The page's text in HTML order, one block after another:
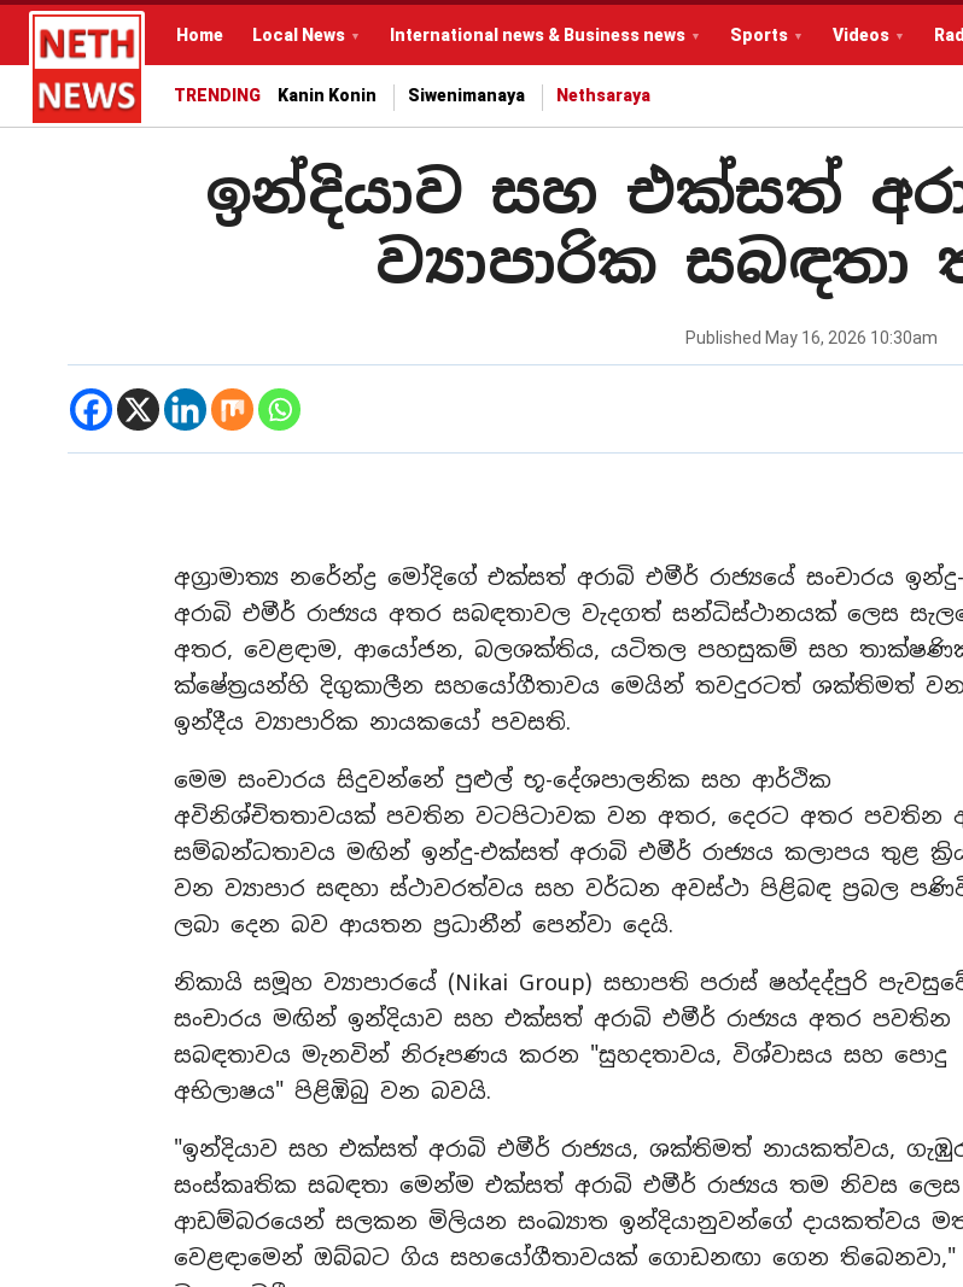
Home Local News International news & Business news Sports Videos
TRENDING Kanin Konin Siwenimanaya Nethsaraya
ඉන්දියාව සහ එක්සත්
ව්‍යාපාරික සබඳතා
Published May 16, 2026 10:30am
අග්‍රාමාත්‍ය නරේන්ද්‍ර මෝදිගේ එක්සත් අරාබි එමීර් රාජ්‍යයේ සංචාරය
අරාබි එමීර් රාජ්‍යය අතර සබඳතාවල වැදගත් සන්ධිස්ථානයක් ලෙස
අතර, වෙළඳාම, ආයෝජන, බලශක්තිය, යටිතල පහසුකම් සහ
ක්ෂේත්‍රයන්හි දිගුකාලීන සහයෝගීතාවය මෙයින් තවදුරටත් ශක්තිමත්
ඉන්දීය ව්‍යාපාරික නායකයෝ පවසති.
මෙම සංචාරය සිදුවන්නේ පුළුල් භූ-දේශපාලනික සහ ආර්ථික
අවිනිශ්චිතතාවයක් පවතින වටපිටාවක වන අතර, දෙරට අතර පවතින
සම්බන්ධතාවය මඟින් ඉන්දු-එක්සත් අරාබි එමීර් රාජ්‍යය කලාපය තුළ
වන ව්‍යාපාර සඳහා ස්ථාවරත්වය සහ වර්ධන අවස්ථා පිළිබඳ ප්‍රබල
ලබා දෙන බව ආයතන ප්‍රධානීන් පෙන්වා දෙයි.
නිකායි සමූහ ව්‍යාපාරයේ (Nikai Group) සභාපති පරාස් ෂහ්දද්පුරි
සංචාරය මඟින් ඉන්දියාව සහ එක්සත් අරාබි එමීර් රාජ්‍යය අතර පවතින
සබඳතාවය මැනවින් නිරූපණය කරන "සුහදතාවය, විශ්වාසය සහ පොදු
අභිලාෂය" පිළිඹිබු වන බවයි.
"ඉන්දියාව සහ එක්සත් අරාබි එමීර් රාජ්‍යය, ශක්තිමත් නායකත්වය,
සංස්කෘතික සබඳතා මෙන්ම එක්සත් අරාබි එමීර් රාජ්‍යය තම නිවස ලෙස
ආඩම්බරයෙන් සලකන මිලියන සංඛ්‍යාත ඉන්දියානුවන්ගේ දායකත්වය
වෙළඳාමෙන් ඔබ්බට ගිය සහයෝගීතාවයක් ගොඩනඟා ගෙන තිබෙනවා,"